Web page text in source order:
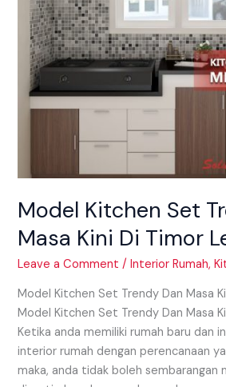
Model Kitchen Set
Masa Kini Di Timor
Leave a Comment /Interior Rumah,
Model Kitchen Set Trendy Dan Masa
Model Kitchen Set Trendy Dan Masa
Ketika anda memiliki rumah baru dan
interior rumah dengan perencanaan
maka, anda tidak boleh sembarangan
Timor
Leste